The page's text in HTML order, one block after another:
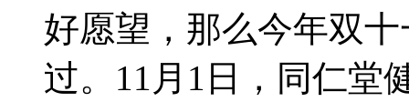
好愿望，那么今年双
过。11月1日，同仁堂